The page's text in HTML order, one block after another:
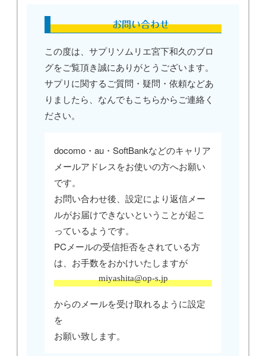
お問い合わせ
この度は、サプリソムリエ宮下和久のブロ
グをご覧頂き誠にありがとうございます。
サプリに関するご質問・疑問・依頼などあ
りましたら、なんでもこちらからご連絡く
ださい。
docomo・au・SoftBankなどのキャリア
メールアドレスをお使いの方へお願い
です。
お問い合わせ後、設定により返信メー
ルがお届けできないということが起こ
っているようです。
PCメールの受信拒否をされている方
は、お手数をおかけいたしますが
miyashita@op-s.jp
からのメールを受け取れるように設定
を
お願い致します。